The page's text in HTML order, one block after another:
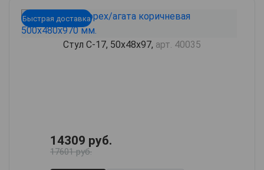
Быстрая доставка
Стул С-17, 50х48х97, арт. 40035
14309 руб.
17601 руб.